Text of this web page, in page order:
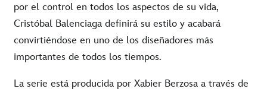
por el control en todos los aspectos de su vida,
Cristóbal Balenciaga definirá su estilo y acabará
convirtiéndose en uno de los diseñadores más
importantes de todos los tiempos.
La serie está producida por Xabier Berzosa a través de